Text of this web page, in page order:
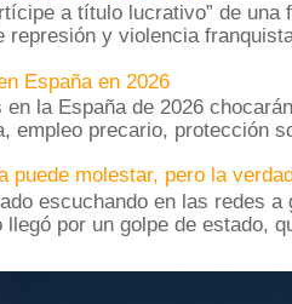
a título lucrativo” de una
represión y violencia
España en 2026
en la España de 2026
empleo precario, protección
puede molestar, pero la
escuchando en las redes a
llegó por un golpe de estado,